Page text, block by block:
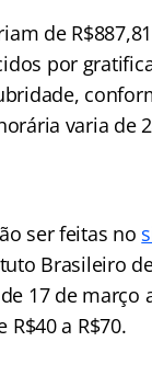
de
por
varia de
ser feitas no
Brasileiro
de 17 de março
R$40 a R$70.